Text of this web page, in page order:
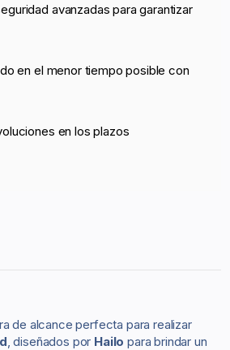
avanzadas para garantizar
en el menor tiempo posible con
en los plazos
de alcance perfecta para realizar
, diseñados por Hailo para brindar un